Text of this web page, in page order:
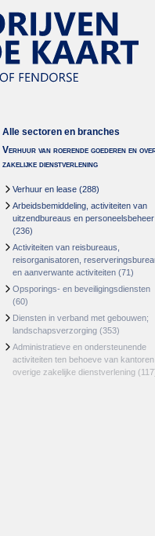
Alle sectoren en branches
Verhuur van roerende goederen en
zakelijke dienstverlening
Verhuur en lease (288)
Arbeidsbemiddeling, activiteiten van
uitzendbureaus en personeelsbeheer
(236)
Activiteiten van reisbureaus,
reisorganisatoren,
en aanverwante activiteiten (71)
Opsporings- en beveiligingsdiensten
(60)
Diensten in verband met gebouwen;
landschapsverzorging (353)
Administratieve en ondersteunende
activiteiten ten behoeve van
overige zakelijke dienstverlening